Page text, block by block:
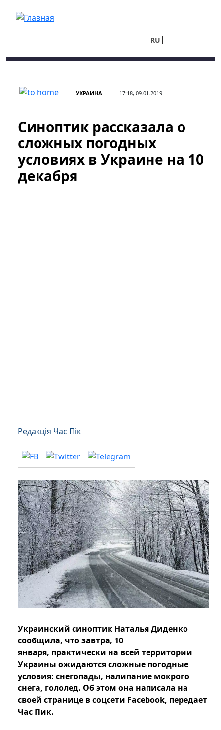
RU
УКРАИНА 17:18, 09.01.2019
Синоптик рассказала о
сложных погодных
условиях в Украине на 10
декабря
Редакція Час Пік
Украинский синоптик Наталья Диденко
сообщила, что завтра, 10
января, практически на всей территории
Украины ожидаются сложные погодные
условия: снегопады, налипание мокрого
снега, гололед. Об этом она написала на
своей странице в соцсети Facebook, передает
Час Пик.